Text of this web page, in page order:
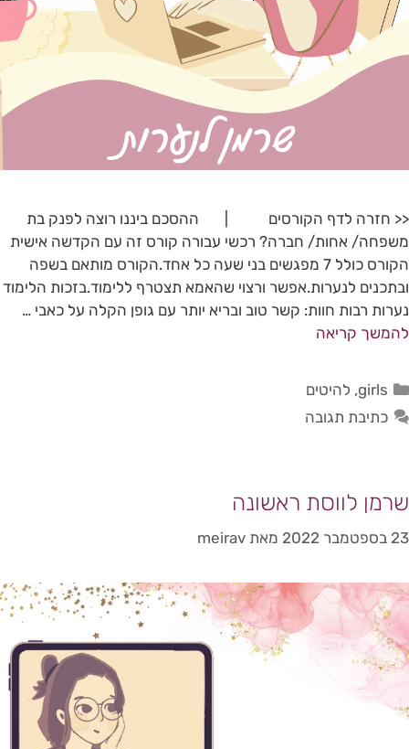
<< חזרה לדף הקורסים | ההסכם ביננו רוצה לפנק בת
משפחה/ אחות/ חברה? רכשי עבורה קורס זה עם הקדשה אישית
הקורס כולל 7 מפגשים בני שעה כל אחד.הקורס מותאם בשפה
ובתכנים לנערות.אפשר ורצוי שהאמא תצטרף ללימוד.בזכות הלימוד
נערות רבות חוות: קשר טוב ובריא יותר עם גופן הקלה על כאבי …
להמשך קריאה
girls
, להיטים
כתיבת תגובה
שרמן לווסת ראשונה
23 בספטמבר 2022 מאת meirav